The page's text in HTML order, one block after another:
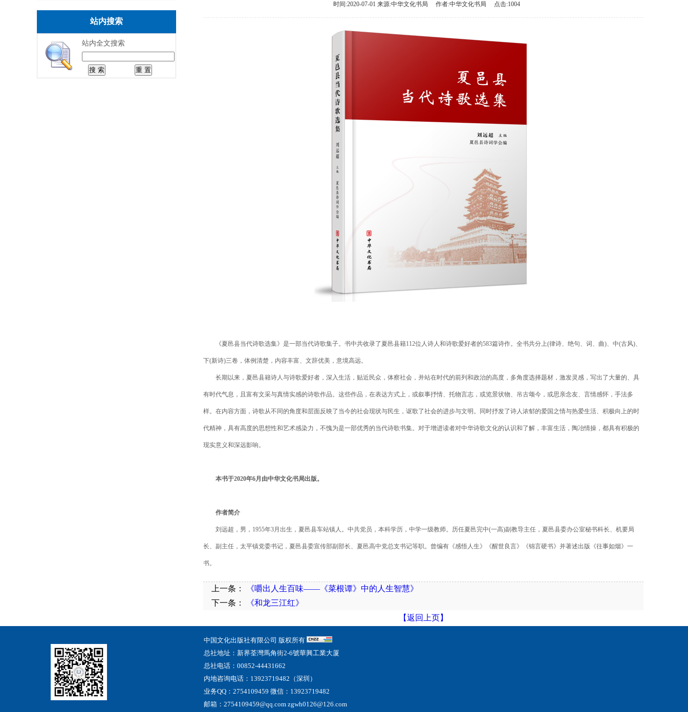
站内搜索
站内全文搜索
时间:2020-07-01 来源:中华文化书局 作者:中华文化书局 点击:1004
《夏邑县当代诗歌选集》是一部当代诗歌集子。书中共收录了夏邑县籍112位人诗人和诗歌爱好者的583篇诗作。全书共分上(律诗、绝句、词、曲)、中(古风)、
下(新诗)三卷，体例清楚，内容丰富、文辞优美，意境高远。
长期以来，夏邑县籍诗人与诗歌爱好者，深入生活，贴近民众，体察社会，并站在时代的前列和政治的高度，多角度选择题材，激发灵感，写出了大量的、具
有时代气息，且富有文采与真情实感的诗歌作品。这些作品，在表达方式上，或叙事抒情、托物言志，或览景状物、吊古颂今，或思亲念友、言情感怀，手法多
样。在内容方面，诗歌从不同的角度和层面反映了当今的社会现状与民生，讴歌了社会的进步与文明。同时抒发了诗人浓郁的爱国之情与热爱生活、积极向上的时
代精神，具有高度的思想性和艺术感染力，不愧为是一部优秀的当代诗歌书集。对于增进读者对中华诗歌文化的认识和了解，丰富生活，陶冶情操，都具有积极的
现实意义和深远影响。
本书于2020年6月由中华文化书局出版。
作者简介
刘远超，男，1955年3月出生，夏邑县车站镇人。中共党员，本科学历，中学一级教师。历任夏邑完中(一高)副教导主任，夏邑县委办公室秘书科长、机要局
长、副主任，太平镇党委书记，夏邑县委宣传部副部长、夏邑高中党总支书记等职。曾编有《感悟人生》《醒世良言》《锦言硬书》并著述出版《往事如烟》一
书。
上一条：
《嚼出人生百味——《菜根谭》中的人生智慧》
下一条：
《和龙三江红》
【返回上页】
中国文化出版社有限公司 版权所有
总社地址 ： 新界荃灣馬角街2-6號華興工業大厦
总社电话：00852-44431662
内地咨询电话：13923719482（深圳）
业务QQ：2754109459 微信：13923719482
邮箱：2754109459@qq.com zgwh0126@126.com